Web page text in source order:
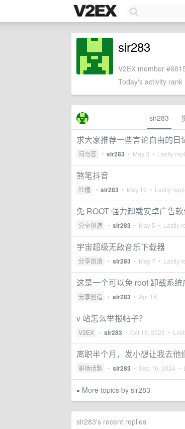
sir283
V2EX member
Today's activity rank
sir283
求大家推荐一些言论自由的日
问与答 • sir283 • May 3 • Lastly
煞笔抖音
吐槽 • sir283 • May 19 • Lastly
免 ROOT 强力卸载安卓广告
分享创造 • sir283 • May 5 • Lastly
宇宙超级无敌音乐下载器
分享创造 • sir283 • May 7 • Lastly
这是一个可以免 root 卸载系
分享创造 • sir283 • Apr 14
v 站怎么举报帖子？
V2EX • sir283 • Oct 18, 2025 •
离职半个月，发小想让我去他
职场话题 • sir283 • Sep 16, 2024 •
» More topics by sir283
sir283's recent replies